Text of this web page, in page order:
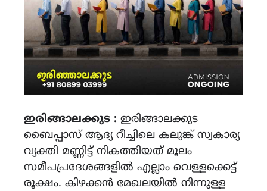
ഇരിങ്ങാലക്കുട : ഇരിങ്ങാലക്കുട
ബൈപ്പാസ് ആദ്യ റീച്ചിലെ കലുങ്ക് സ്വകാര്യ
വ്യക്തി മണ്ണിട്ട് നികത്തിയത് മൂലം
സമീപപ്രദേശങ്ങളിൽ എല്ലാം വെള്ളക്കെട്ട്
രൂക്ഷം. കിഴക്കൻ മേഖലയിൽ നിന്നുള്ള